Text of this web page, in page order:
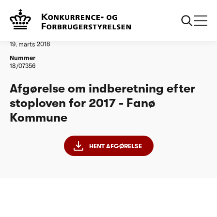
Vandtilsyn
19. marts 2018
Nummer
18/07356
Afgørelse om indberetning efter
stoploven for 2017 - Fanø
Kommune
HENT AFGØRELSE